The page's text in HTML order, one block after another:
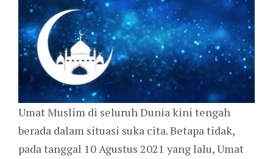
Umat Muslim di seluruh Dunia kini tengah
berada dalam situasi suka cita. Betapa tidak,
pada tanggal 10 Agustus 2021 yang lalu, Umat